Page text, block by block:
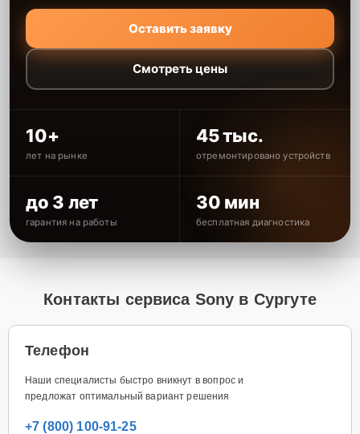
Оставить заявку
Смотреть цены
10+
лет на рынке
45 тыс.
отремонтировано устройств
до 3 лет
гарантия на работы
30 мин
бесплатная диагностика
Контакты сервиса Sony в Сургуте
Телефон
Наши специалисты быстро вникнут в вопрос и
предложат оптимальный вариант решения
+7 (800) 100-91-25